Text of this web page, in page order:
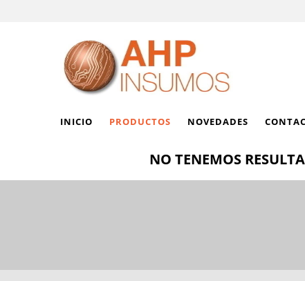
INICIO PRODUCTOS NOVEDADES
NO TENEMOS